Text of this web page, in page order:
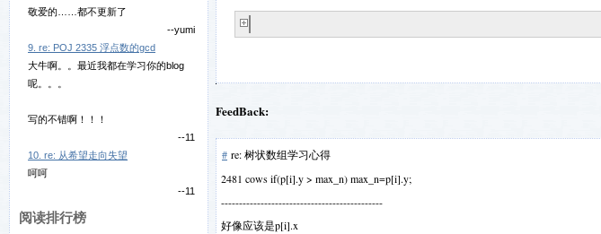
敬爱的……都不更新了
--yumi
9. re: POJ 2335 浮点数的gcd
大牛啊。。最近我都在学习你的blog
呢。。。
写的不错啊！！！
--11
10. re: 从希望走向失望
呵呵
--11
阅读排行榜
FeedBack:
# re: 树状数组学习心得
2481 cows if(p[i].y > max_n) max_n=p[i].y;
---------------------------------------------
好像应该是p[i].x